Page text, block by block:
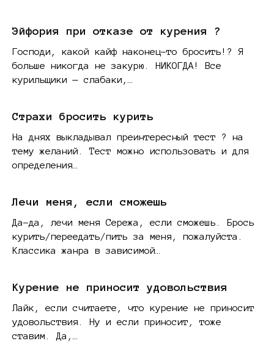
Эйфория при отказе от курения ?
Господи, какой кайф наконец-то бросить!? Я
больше никогда не закурю. НИКОГДА! Все
курильщики — слабаки,…
Страхи бросить курить
На днях выкладывал преинтересный тест ?️ на
тему желаний. Тест можно использовать и для
определения…
Лечи меня, если сможешь
Да-да, лечи меня Сережа, если сможешь. Брось
курить/переедать/пить за меня, пожалуйста.
Классика жанра в зависимой…
Курение не приносит удовольствия
Лайк, если считаете, что курение не приносит
удовольствия. Ну и если приносит, тоже
ставим. Да,…